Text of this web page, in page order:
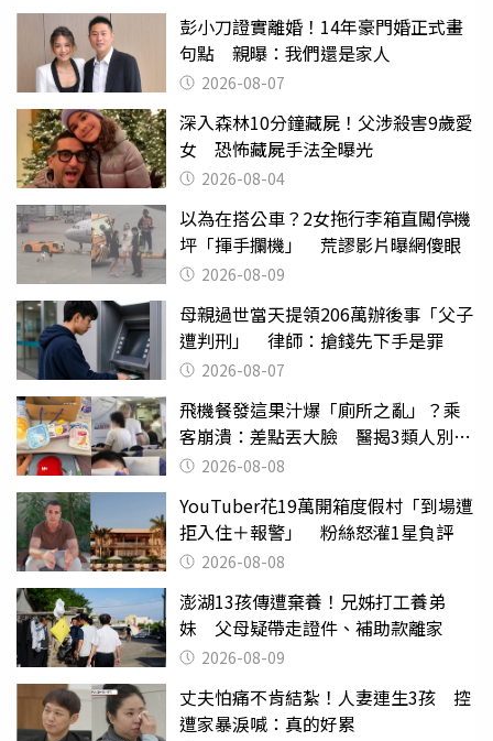
彭小刀證實離婚！14年豪門婚正式畫
句點 親曝：我們還是家人
2026-08-07
深入森林10分鐘藏屍！父涉殺害9歲愛
女 恐怖藏屍手法全曝光
2026-08-04
以為在搭公車？2女拖行李箱直闖停機
坪「揮手攔機」 荒謬影片曝網傻眼
2026-08-09
母親過世當天提領206萬辦後事「父子
遭判刑」 律師：搶錢先下手是罪
2026-08-07
飛機餐發這果汁爆「廁所之亂」？乘
客崩潰：差點丟大臉 醫揭3類人別亂
喝 2026-08-08
YouTuber花19萬開箱度假村「到場遭
拒入住＋報警」 粉絲怒灌1星負評
2026-08-08
澎湖13孩傳遭棄養！兄姊打工養弟
妹 父母疑帶走證件、補助款離家
2026-08-09
丈夫怕痛不肯結紮！人妻連生3孩 控
遭家暴淚喊：真的好累